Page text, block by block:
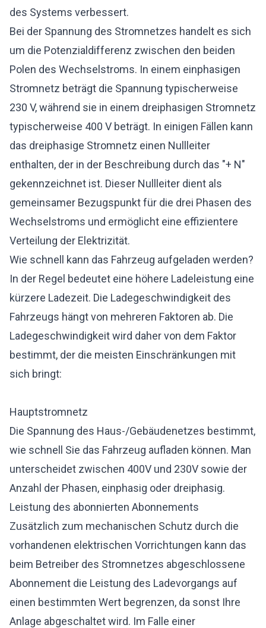
des Systems verbessert.
Bei der Spannung des Stromnetzes handelt es sich
um die Potenzialdifferenz zwischen den beiden
Polen des Wechselstroms. In einem einphasigen
Stromnetz beträgt die Spannung typischerweise
230 V, während sie in einem dreiphasigen Stromnetz
typischerweise 400 V beträgt. In einigen Fällen kann
das dreiphasige Stromnetz einen Nullleiter
enthalten, der in der Beschreibung durch das "+ N"
gekennzeichnet ist. Dieser Nullleiter dient als
gemeinsamer Bezugspunkt für die drei Phasen des
Wechselstroms und ermöglicht eine effizientere
Verteilung der Elektrizität.
Wie schnell kann das Fahrzeug aufgeladen werden?
In der Regel bedeutet eine höhere Ladeleistung eine
kürzere Ladezeit. Die Ladegeschwindigkeit des
Fahrzeugs hängt von mehreren Faktoren ab. Die
Ladegeschwindigkeit wird daher von dem Faktor
bestimmt, der die meisten Einschränkungen mit
sich bringt:
Hauptstromnetz
Die Spannung des Haus-/Gebäudenetzes bestimmt,
wie schnell Sie das Fahrzeug aufladen können. Man
unterscheidet zwischen 400V und 230V sowie der
Anzahl der Phasen, einphasig oder dreiphasig.
Leistung des abonnierten Abonnements
Zusätzlich zum mechanischen Schutz durch die
vorhandenen elektrischen Vorrichtungen kann das
beim Betreiber des Stromnetzes abgeschlossene
Abonnement die Leistung des Ladevorgangs auf
einen bestimmten Wert begrenzen, da sonst Ihre
Anlage abgeschaltet wird. Im Falle einer